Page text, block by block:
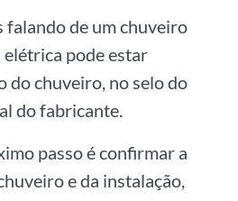
falando de um chuveiro
pode estar
do chuveiro, no selo do
do fabricante.
passo é confirmar a
e da instalação,